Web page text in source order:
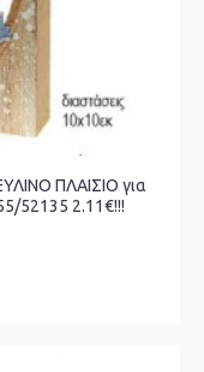
ΠΛΑΙΣΙΟ για
52135 2.11€!!!